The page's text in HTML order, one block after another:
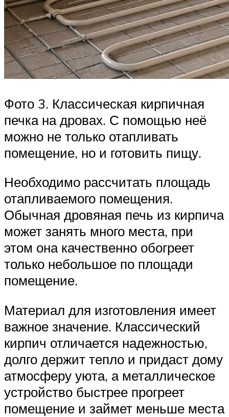
Фото 3. Классическая кирпичная
печка на дровах. С помощью неё
можно не только отапливать
помещение, но и готовить пищу.
Необходимо рассчитать площадь
отапливаемого помещения.
Обычная дровяная печь из кирпича
может занять много места, при
этом она качественно обогреет
только небольшое по площади
помещение.
Материал для изготовления имеет
важное значение. Классический
кирпич отличается надежностью,
долго держит тепло и придаст дому
атмосферу уюта, а металлическое
устройство быстрее прогреет
помещение и займет меньше места